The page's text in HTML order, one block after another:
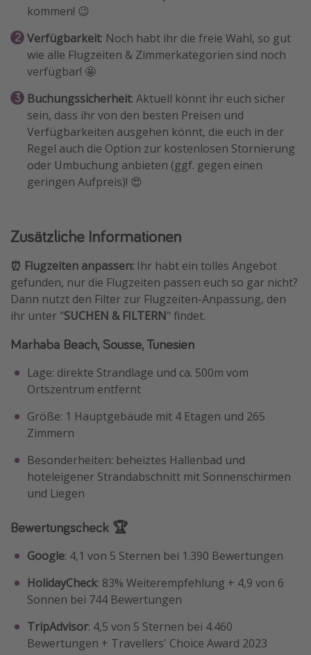
kommen! 😉
Verfügbarkeit: Noch habt ihr die freie Wahl, so gut
wie alle Flugzeiten & Zimmerkategorien sind noch
verfügbar! 🤩
Buchungssicherheit: Aktuell könnt ihr euch sicher
sein, dass ihr von den besten Preisen und
Verfügbarkeiten ausgehen könnt, die euch in der
Regel auch die Option zur kostenlosen Stornierung
oder Umbuchung anbieten (ggf. gegen einen
geringen Aufpreis)! 😍
Zusätzliche Informationen
⏰ Flugzeiten anpassen: Ihr habt ein tolles Angebot
gefunden, nur die Flugzeiten passen euch so gar nicht?
Dann nutzt den Filter zur Flugzeiten-Anpassung, den
ihr unter "SUCHEN & FILTERN" findet.
Marhaba Beach, Sousse, Tunesien
Lage: direkte Strandlage und ca. 500m vom
Ortszentrum entfernt
Größe: 1 Hauptgebäude mit 4 Etagen und 265
Zimmern
Besonderheiten: beheiztes Hallenbad und
hoteleigener Strandabschnitt mit Sonnenschirmen
und Liegen
Bewertungscheck 🏆
Google: 4,1 von 5 Sternen bei 1.390 Bewertungen
HolidayCheck: 83% Weiterempfehlung + 4,9 von 6
Sonnen bei 744 Bewertungen
TripAdvisor: 4,5 von 5 Sternen bei 4.460
Bewertungen + Travellers' Choice Award 2023